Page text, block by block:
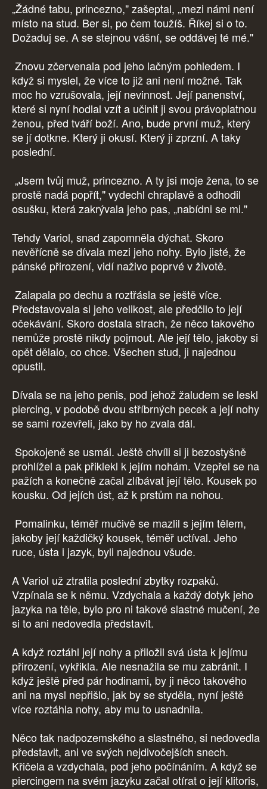
„Žádné tabu, princezno," zašeptal, „mezi námi není
místo na stud. Ber si, po čem toužíš. Říkej si o to.
Dožaduj se. A se stejnou vášní, se oddávej té mé."
Znovu zčervenala pod jeho lačným pohledem. I
když si myslel, že více to již ani není možné. Tak
moc ho vzrušovala, její nevinnost. Její panenství,
které si nyní hodlal vzít a učinit ji svou právoplatnou
ženou, před tváří boží. Ano, bude první muž, který
se jí dotkne. Který ji okusí. Který ji zprzní. A taky
poslední.
„Jsem tvůj muž, princezno. A ty jsi moje žena, to se
prostě nadá popřít," vydechl chraplavě a odhodil
osušku, která zakrývala jeho pas, „nabídni se mi."
Tehdy Variol, snad zapomněla dýchat. Skoro
nevěřícně se dívala mezi jeho nohy. Bylo jisté, že
pánské přirození, vidí naživo poprvé v životě.
Zalapala po dechu a roztřásla se ještě více.
Představovala si jeho velikost, ale předčilo to její
očekávání. Skoro dostala strach, že něco takového
nemůže prostě nikdy pojmout. Ale její tělo, jakoby si
opět dělalo, co chce. Všechen stud, ji najednou
opustil.
Dívala se na jeho penis, pod jehož žaludem se leskl
piercing, v podobě dvou stříbrných pecek a její nohy
se sami rozevřeli, jako by ho zvala dál.
Spokojeně se usmál. Ještě chvíli si ji bezostyšně
prohlížel a pak přiklekl k jejím nohám. Vzepřel se na
pažích a konečně začal zlíbávat její tělo. Kousek po
kousku. Od jejích úst, až k prstům na nohou.
Pomalinku, téměř mučivě se mazlil s jejím tělem,
jakoby její každičký kousek, téměř uctíval. Jeho
ruce, ústa i jazyk, byli najednou všude.
A Variol už ztratila poslední zbytky rozpaků.
Vzpínala se k němu. Vzdychala a každý dotyk jeho
jazyka na těle, bylo pro ni takové slastné mučení, že
si to ani nedovedla představit.
A když roztáhl její nohy a přiložil svá ústa k jejímu
přirození, vykřikla. Ale nesnažila se mu zabránit. I
když ještě před pár hodinami, by ji něco takového
ani na mysl nepřišlo, jak by se styděla, nyní ještě
více roztáhla nohy, aby mu to usnadnila.
Něco tak nadpozemského a slastného, si nedovedla
představit, ani ve svých nejdivočejších snech.
Křičela a vzdychala, pod jeho počínáním. A když se
piercingem na svém jazyku začal otírat o její klitoris,